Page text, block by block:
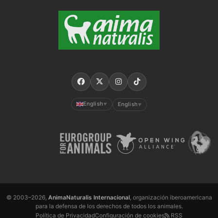
English ▼ English ▼
© 2003–2026, AnimaNaturalis Internacional, organización iberoamericana
para la defensa de los derechos de todos los animales.
Política de PrivacidadConfiguración de cookies RSS